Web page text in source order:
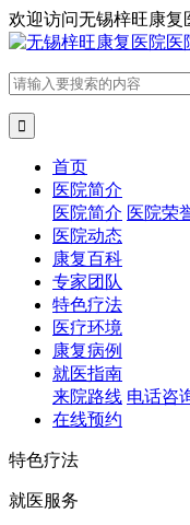
欢迎访问无锡梓旺康复

首页
医院简介
医院简介 医院荣
医院动态
康复百科
专家团队
特色疗法
医疗环境
康复病例
就医指南
来院路线 电话咨
在线预约
特色疗法
就医服务